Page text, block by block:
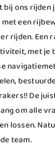
bij ons rijden
een
rijden. Een
met je
De
om alle
lossen.
team.